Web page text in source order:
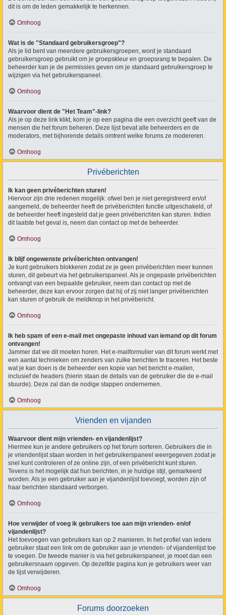
dit is om de leden gemakkelijk te herkennen.
Omhoog
Wat is de "Standaard gebruikersgroep"?
Als je lid bent van meerdere gebruikersgroepen, word je standaard
gebruikersgroep gebruikt om je groepskleur en groepsrang te bepalen. De
beheerder kan je de permissies geven om je standaard gebruikersgroep te
wijzigen via het gebruikerspaneel.
Omhoog
Waarvoor dient de "Het Team"-link?
Als je op deze link klikt, kom je op een pagina die een overzicht geeft van de
mensen die het forum beheren. Deze lijst bevat alle beheerders en de
moderators, met bijhorende details omtrent welke forums ze modereren.
Omhoog
Privéberichten
Ik kan geen privéberichten sturen!
Hiervoor zijn drie redenen mogelijk: ofwel ben je niet geregistreerd en/of
aangemeld, de beheerder heeft de privéberichten functie uitgeschakeld, of
de beheerder heeft ingesteld dat je geen privéberichten kan sturen. Indien
dit laatste het geval is, neem dan contact op met de beheerder.
Omhoog
Ik blijf ongewenste privéberichten ontvangen!
Je kunt gebruikers blokkeren zodat ze je geen privéberichten meer kunnen
sturen, dit gebeurt via het gebruikerspaneel. Als je ongepaste privéberichten
ontvangt van een bepaalde gebruiker, neem dan contact op met de
beheerder, deze kan ervoor zorgen dat hij of zij niet langer privéberichten
kan sturen of gebruik de meldknop in het privébericht.
Omhoog
Ik heb spam of een e-mail met ongepaste inhoud van iemand op dit forum
ontvangen!
Jammer dat we dit moeten horen. Het e-mailformulier van dit forum werkt met
een aantal technieken om zenders van zulke berichten te traceren. Het beste
wat je kan doen is de beheerder een kopie van het bericht e-mailen,
inclusief de headers (hierin staan de details van de gebruiker die de e-mail
stuurde). Deze zal dan de nodige stappen ondernemen.
Omhoog
Vrienden en vijanden
Waarvoor dient mijn vrienden- en vijandenlijst?
Hiermee kun je andere gebruikers op het forum sorteren. Gebruikers die in
je vriendenlijst staan worden in het gebruikerspaneel weergegeven zodat je
snel kunt controleren of ze online zijn, of een privébericht kunt sturen.
Tevens is het mogelijk dat hun berichten, in je huidige stijl, gemarkeerd
worden. Als je een gebruiker aan je vijandenlijst toevoegt, worden zijn of
haar berichten standaard verborgen.
Omhoog
Hoe verwijder of voeg ik gebruikers toe aan mijn vrienden- en/of
vijandenlijst?
Het toevoegen van gebruikers kan op 2 manieren. In het profiel van iedere
gebruiker staat een link om de gebruiker aan je vrienden- of vijandenlijst toe
te voegen. De tweede manier is via het gebruikerspaneel, je moet dan een
gebruikersnaam opgeven. Op dezelfde pagina kun je gebruikers weer van
de lijst verwijderen.
Omhoog
Forums doorzoeken